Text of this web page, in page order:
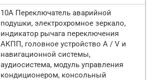
10А Переключатель аварийной
подушки, электрохромное зеркало,
индикатор рычага переключения
АКПП, головное устройство A / V и
навигационной системы,
аудиосистема, модуль управления
кондиционером, консольный